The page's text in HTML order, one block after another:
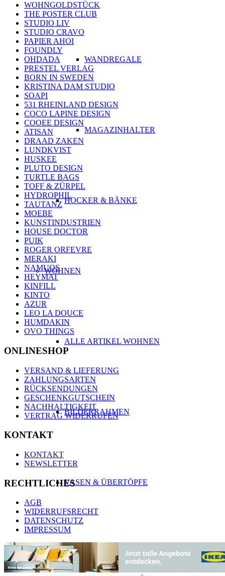
WANDREGALE
MAGAZINHALTER
HOCKER & BÄNKE
WOHNEN
ALLE ARTIKEL WOHNEN
BILDERRAHMEN
VASEN & ÜBERTÖPFE
KERZEN & KERZENHALTER
WOHNGOLDSTÜCK
THE POSTER CLUB
STUDIO LIV
STUDIO CRAVO
PAPIER AHOI
FOUNDLY
OHDADA
PRESTEL VERLAG
BORN IN SWEDEN
KRISTINA DAM STUDIO
SOAPI
531 RHEINLAND DESIGN
COCO LAPINE DESIGN
COOEE DESIGN
ATISAN
DRAAD ZAKEN
LUNDKVIST
HUSKEE
PLUTO DESIGN
TURTLE BAGS
TOFF & ZÜRPEL
HYDROPHIL
TAUTANZ
MOEBE
KUNSTINDUSTRIEN
HOUSE DOCTOR
PUIK
ROGER ORFEVRE
MERAKI
NAMUOS
HEYMAT
KINFILL
KINTO
AZUR
LEO LA DOUCE
HUMDAKIN
OVO THINGS
ONLINESHOP
VERSAND & LIEFERUNG
ZAHLUNGSARTEN
RÜCKSENDUNGEN
GESCHENKGUTSCHEIN
NACHHALTIGKEIT
VERTRAG WIDERRUFEN
KONTAKT
KONTAKT
NEWSLETTER
RECHTLICHES
AGB
WIDERRUFSRECHT
DATENSCHUTZ
IMPRESSUM